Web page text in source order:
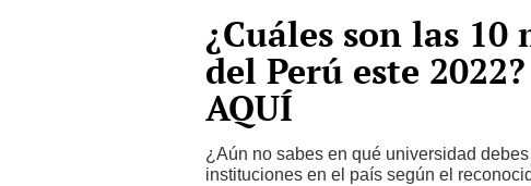
¿Cuáles son las
del Perú este
AQUÍ
¿Aún no sabes en qué universidad
instituciones en el país según el